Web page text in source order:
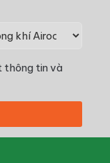
thông tin và